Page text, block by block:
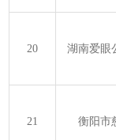
20 湖南爱眼
21 衡阳市